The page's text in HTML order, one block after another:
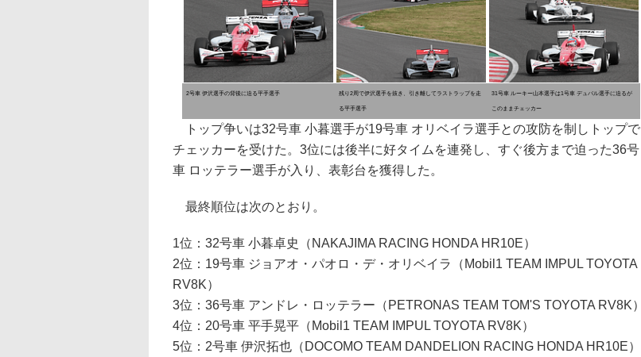
2号車 伊沢選手の背後に迫る平手選手 残り2周で伊沢選手を抜き、引き離してラストラップを走
る平手選手
31号車 ルーキー山本選手は1号車 デュバル選手に迫るが
このままチェッカー
トップ争いは32号車 小暮選手が19号車 オリベイラ選手との攻防を制しトップで
チェッカーを受けた。3位には後半に好タイムを連発し、すぐ後方まで迫った36号
車 ロッテラー選手が入り、表彰台を獲得した。
最終順位は次のとおり。
1位：32号車 小暮卓史（NAKAJIMA RACING HONDA HR10E）
2位：19号車 ジョアオ・パオロ・デ・オリベイラ（Mobil1 TEAM IMPUL TOYOTA
RV8K）
3位：36号車 アンドレ・ロッテラー（PETRONAS TEAM TOM'S TOYOTA RV8K）
4位：20号車 平手晃平（Mobil1 TEAM IMPUL TOYOTA RV8K）
5位：2号車 伊沢拓也（DOCOMO TEAM DANDELION RACING HONDA HR10E）